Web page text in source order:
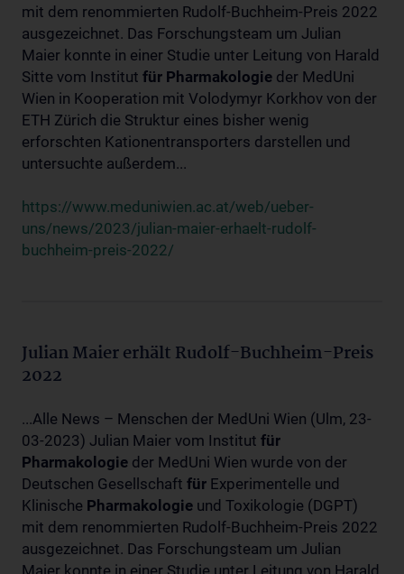
mit dem renommierten Rudolf-Buchheim-Preis 2022
ausgezeichnet. Das Forschungsteam um Julian
Maier konnte in einer Studie unter Leitung von Harald
Sitte vom Institut für Pharmakologie der MedUni
Wien in Kooperation mit Volodymyr Korkhov von der
ETH Zürich die Struktur eines bisher wenig
erforschten Kationentransporters darstellen und
untersuchte außerdem...
https://www.meduniwien.ac.at/web/ueber-
uns/news/2023/julian-maier-erhaelt-rudolf-
buchheim-preis-2022/
Julian Maier erhält Rudolf-Buchheim-Preis
2022
...Alle News – Menschen der MedUni Wien (Ulm, 23-
03-2023) Julian Maier vom Institut für
Pharmakologie der MedUni Wien wurde von der
Deutschen Gesellschaft für Experimentelle und
Klinische Pharmakologie und Toxikologie (DGPT)
mit dem renommierten Rudolf-Buchheim-Preis 2022
ausgezeichnet. Das Forschungsteam um Julian
Maier konnte in einer Studie unter Leitung von Harald